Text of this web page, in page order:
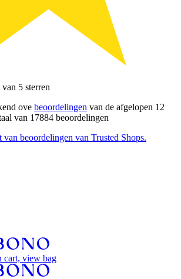
5 sterren
ove beoordelingen van de afgelopen 12
van 17884 beoordelingen
beoordelingen van Trusted Shops.
cart, view bag